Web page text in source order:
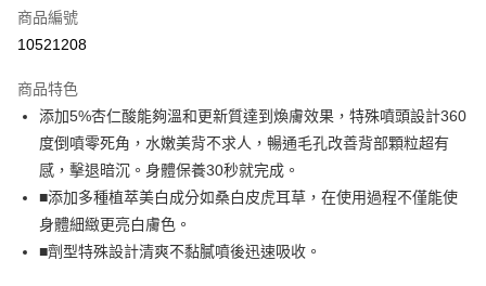
運送方式
海外-新馬
商品編號
10521208
商品特色
添加5%杏仁酸能夠溫和更新質達到煥膚效果，特殊噴頭設計360
度倒噴零死角，水嫩美背不求人，暢通毛孔改善背部顆粒超有
感，擊退暗沉。身體保養30秒就完成。
■添加多種植萃美白成分如桑白皮虎耳草，在使用過程不僅能使
身體細緻更亮白膚色。
■劑型特殊設計清爽不黏膩噴後迅速吸收。